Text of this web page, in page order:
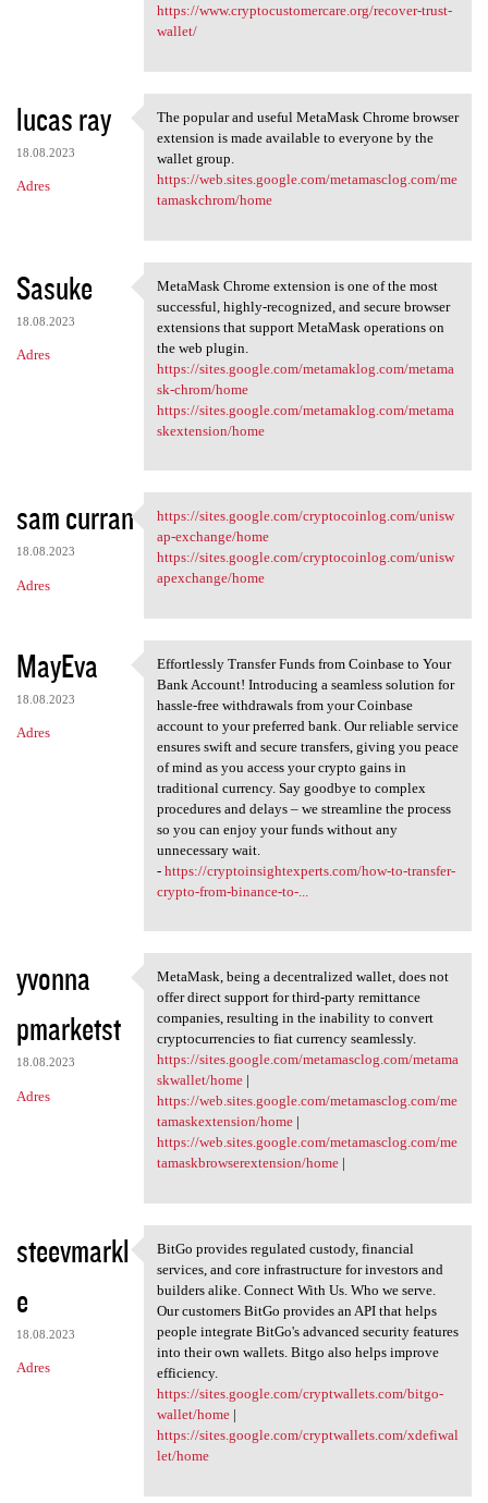
https://www.cryptocustomercare.org/recover-trust-
wallet/
lucas ray
18.08.2023
Adres
The popular and useful
The popular and useful MetaMask Chrome browser
extension is made available to everyone by the
wallet group.
https://web.sites.google.com/metamasclog.com/me
tamaskchrom/home
Sasuke
18.08.2023
Adres
MetaMask Chrome extension is
MetaMask Chrome extension is one of the most
successful, highly-recognized, and secure browser
extensions that support MetaMask operations on
the web plugin.
https://sites.google.com/metamaklog.com/metama
sk-chrom/home
https://sites.google.com/metamaklog.com/metama
skextension/home
sam curran
18.08.2023
Adres
https://sites.google.com
https://sites.google.com/cryptocoinlog.com/unisw
ap-exchange/home
https://sites.google.com/cryptocoinlog.com/unisw
apexchange/home
MayEva
18.08.2023
Adres
Effortlessly Transfer Funds
Effortlessly Transfer Funds from Coinbase to Your
Bank Account! Introducing a seamless solution for
hassle-free withdrawals from your Coinbase
account to your preferred bank. Our reliable service
ensures swift and secure transfers, giving you peace
of mind as you access your crypto gains in
traditional currency. Say goodbye to complex
procedures and delays – we streamline the process
so you can enjoy your funds without any
unnecessary wait.
- https://cryptoinsightexperts.com/how-to-transfer-
crypto-from-binance-to-...
yvonna
pmarketst
18.08.2023
Adres
MetaMask, being a
MetaMask, being a decentralized wallet, does not
offer direct support for third-party remittance
companies, resulting in the inability to convert
cryptocurrencies to fiat currency seamlessly.
https://sites.google.com/metamasclog.com/metama
skwallet/home|
https://web.sites.google.com/metamasclog.com/me
tamaskextension/home|
https://web.sites.google.com/metamasclog.com/me
tamaskbrowserextension/home|
steevmarkl
e
18.08.2023
Adres
BitGo provides regulated
BitGo provides regulated custody, financial
services, and core infrastructure for investors and
builders alike. Connect With Us. Who we serve.
Our customers BitGo provides an API that helps
people integrate BitGo's advanced security features
into their own wallets. Bitgo also helps improve
efficiency.
https://sites.google.com/cryptwallets.com/bitgo-
wallet/home|
https://sites.google.com/cryptwallets.com/xdefiwal
let/home